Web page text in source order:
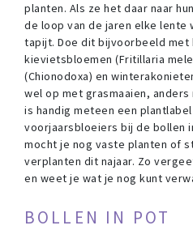
planten. Als ze het daar naar
de loop van de jaren elke
tapijt. Doe dit bijvoorbeeld met
kievietsbloemen (Fritillaria
(Chionodoxa) en
wel op met grasmaaien,
is handig meteen een
voorjaarsbloeiers bij de bollen
mocht je nog vaste planten of
verplanten dit najaar. Zo
en weet je wat je nog kunt
BOLLEN IN POT